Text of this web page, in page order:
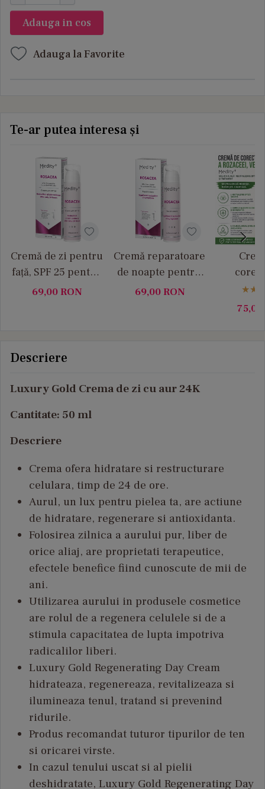
Adauga in cos
Adauga la Favorite
Te-ar putea interesa și
Cremă de zi pentru
față, SPF 25 pentru
pielea cu rozacee
69,00 RON
Cremă reparatoare
de noapte pentru
pielea cu rozacee,
69,00 RON
ml
75,00
Descriere
Luxury Gold Crema de zi cu aur 24K
Cantitate: 50 ml
Descriere
Crema ofera hidratare si restructurare
celulara, timp de 24 de ore.
Aurul, un lux pentru pielea ta, are actiune
de hidratare, regenerare si antioxidanta.
Folosirea zilnica a aurului pur, liber de
orice aliaj, are proprietati terapeutice,
efectele benefice fiind cunoscute de mii de
ani.
Utilizarea aurului in produsele cosmetice
are rolul de a regenera celulele si de a
stimula capacitatea de lupta impotriva
radicalilor liberi.
Luxury Gold Regenerating Day Cream
hidrateaza, regenereaza, revitalizeaza si
ilumineaza tenul, tratand si prevenind
ridurile.
Produs recomandat tuturor tipurilor de ten
si oricarei virste.
In cazul tenului uscat si al pielii
deshidratate, Luxury Gold Regenerating Day